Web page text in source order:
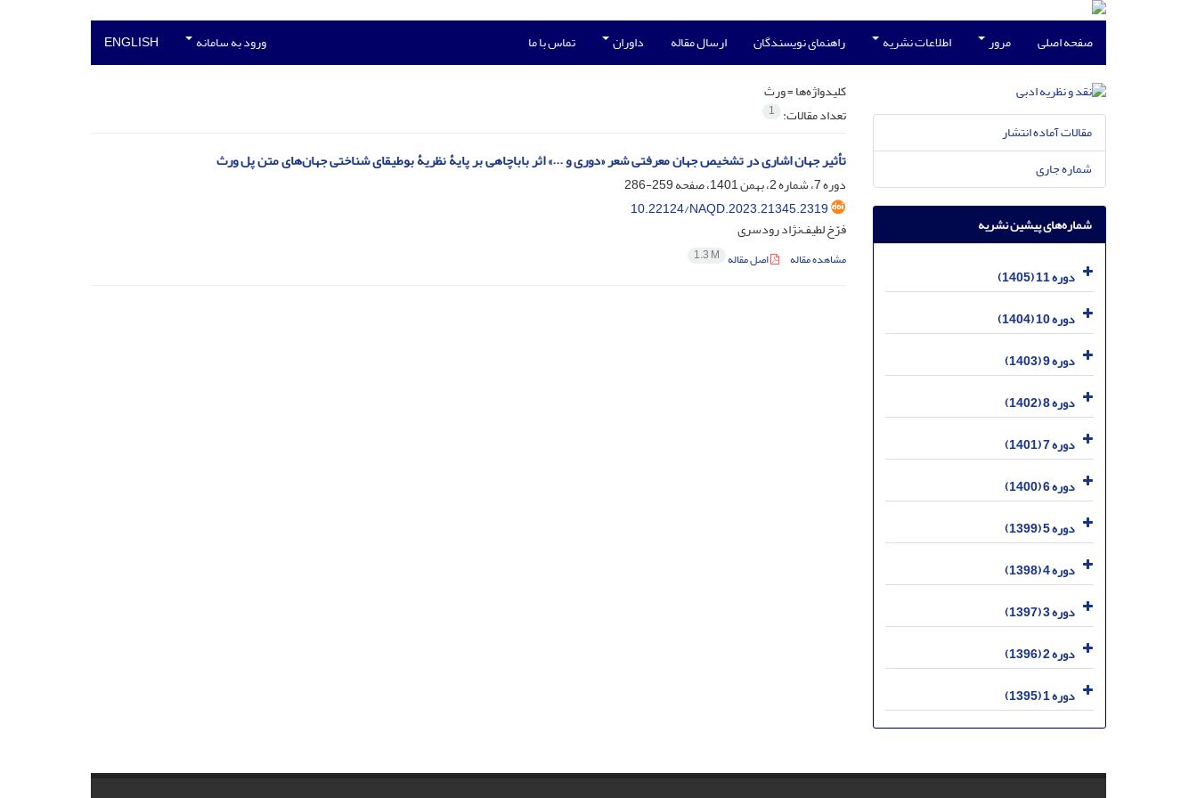
صفحه اصلی مرور اطلاعات نشریه راهنمای نویسندگان ارسال مقاله داوران تماس با ما ورود به سامانه ENGLISH
کلیدواژه‌ها =ورث
تعداد مقالات: 1
تأثیر جهان‌ اشاری در تشخیص جهان‌ معرفتی شعر «دوری و ...» اثر باباچاهی بر پایۀ نظریۀ بوطیقای شناختی جهان‌های متن پل ورث
دوره 7، شماره 2، بهمن 1401، صفحه
259-286
10.22124/NAQD.2023.21345.2319
فرّخ لطیف‌نژاد رودسری
مشاهده مقاله اصل مقاله 1.3 M
مقالات آماده انتشار
شماره جاری
شماره‌های پیشین نشریه
دوره 11 (1405)
دوره 10 (1404)
دوره 9 (1403)
دوره 8 (1402)
دوره 7 (1401)
دوره 6 (1400)
دوره 5 (1399)
دوره 4 (1398)
دوره 3 (1397)
دوره 2 (1396)
دوره 1 (1395)